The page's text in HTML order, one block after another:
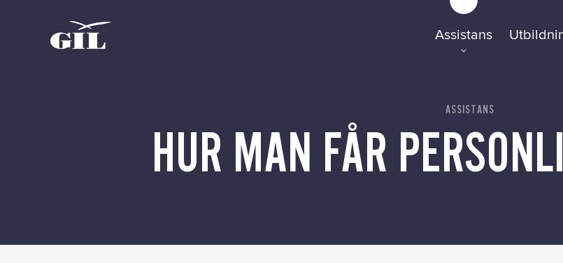
Assistans
FAQ
GDPR
ASSISTANS
HUR MAN FÅR